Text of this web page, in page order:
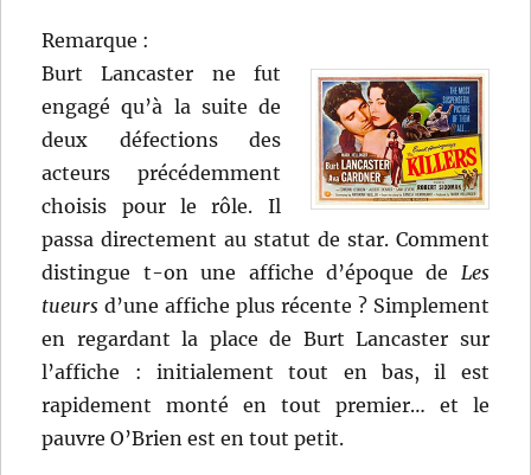
Remarque :
Burt Lancaster ne fut
engagé qu’à la suite de
deux défections des
acteurs précédemment
choisis pour le rôle. Il
passa directement au statut de star. Comment
distingue t-on une affiche d’époque de Les
tueurs d’une affiche plus récente ? Simplement
en regardant la place de Burt Lancaster sur
l’affiche : initialement tout en bas, il est
rapidement monté en tout premier… et le
pauvre O’Brien est en tout petit.